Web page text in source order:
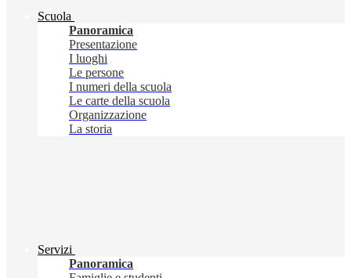
Scuola
Panoramica
Presentazione
I luoghi
Le persone
I numeri della scuola
Le carte della scuola
Organizzazione
La storia
Servizi
Panoramica